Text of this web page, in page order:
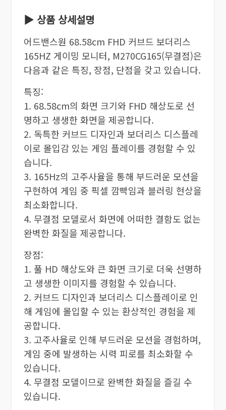
▶ 상품 상세설명
어드밴스원 68.58cm FHD 커브드 보더리스
165HZ 게이밍 모니터, M270CG165(무결점)은
다음과 같은 특징, 장점, 단점을 갖고 있습니다.
특징:
1. 68.58cm의 화면 크기와 FHD 해상도로 선
명하고 생생한 화면을 제공합니다.
2. 독특한 커브드 디자인과 보더리스 디스플레
이로 몰입감 있는 게임 플레이를 경험할 수 있
습니다.
3. 165Hz의 고주사율을 통해 부드러운 모션을
구현하여 게임 중 픽셀 깜빡임과 블러링 현상을
최소화합니다.
4. 무결점 모델로서 화면에 어떠한 결함도 없는
완벽한 화질을 제공합니다.
장점:
1. 풀 HD 해상도와 큰 화면 크기로 더욱 선명하
고 생생한 이미지를 경험할 수 있습니다.
2. 커브드 디자인과 보더리스 디스플레이로 인
해 게임에 몰입할 수 있는 환상적인 경험을 제
공합니다.
3. 고주사율로 인해 부드러운 모션을 경험하며,
게임 중에 발생하는 시력 피로를 최소화할 수
있습니다.
4. 무결점 모델이므로 완벽한 화질을 즐길 수
있습니다.